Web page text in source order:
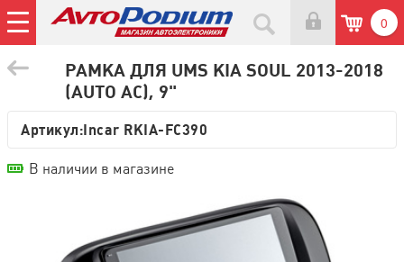
0
РАМКА ДЛЯ UMS KIA SOUL 2013-2018
(AUTO AC), 9"
Артикул:Incar RKIA-FC390
В наличии в магазине